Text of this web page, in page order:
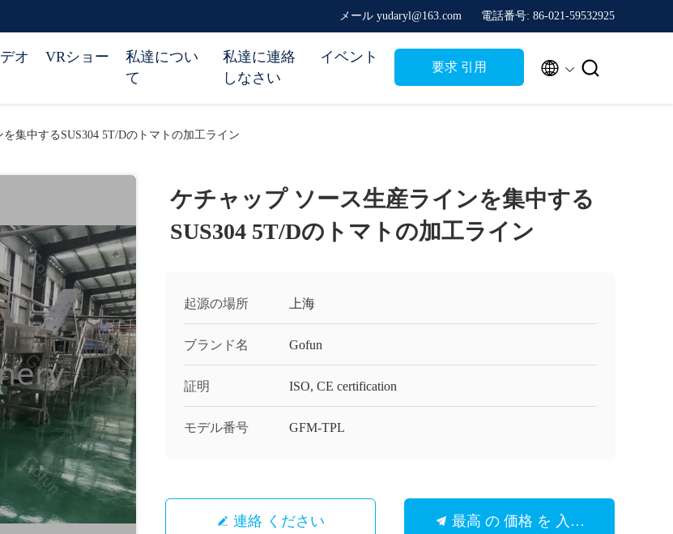
メール yudaryl@163.com 電話番号: 86-021-59532925
オ VRショー
私達につい
て
私達に連絡
しなさい
イベント
要求 引用  
集中するSUS304 5T/Dのトマトの加工ライン
ケチャップ ソース生産ラインを集中する
SUS304 5T/Dのトマトの加工ライン
起源の場所 上海
ブランド名 Gofun
証明 ISO, CE certification
モデル番号 GFM-TPL
連絡 ください 最高 の 価格 を 入手 する